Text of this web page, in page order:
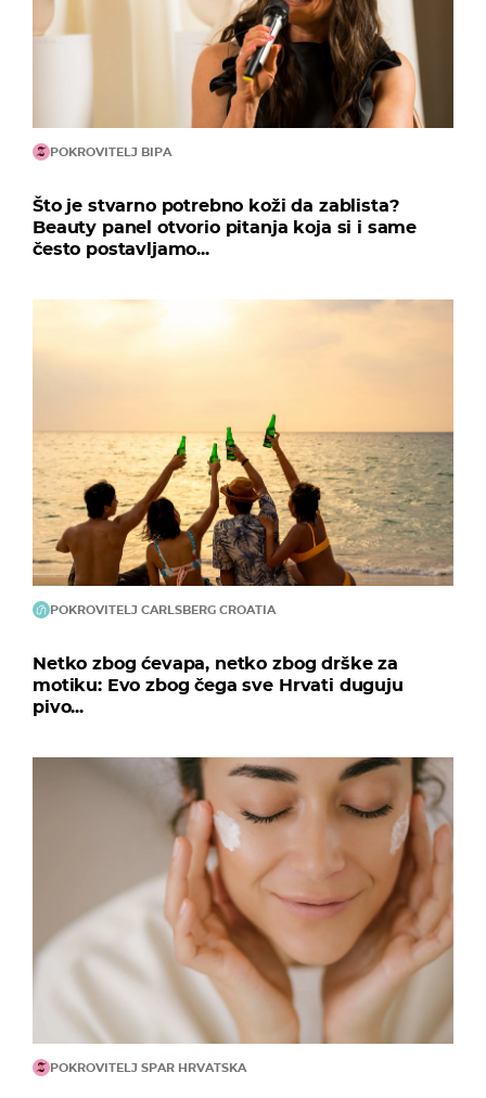
POKROVITELJ BIPA
Što je stvarno potrebno koži da zablista?
Beauty panel otvorio pitanja koja si i same
često postavljamo...
POKROVITELJ CARLSBERG CROATIA
Netko zbog ćevapa, netko zbog drške za
motiku: Evo zbog čega sve Hrvati duguju
pivo...
POKROVITELJ SPAR HRVATSKA